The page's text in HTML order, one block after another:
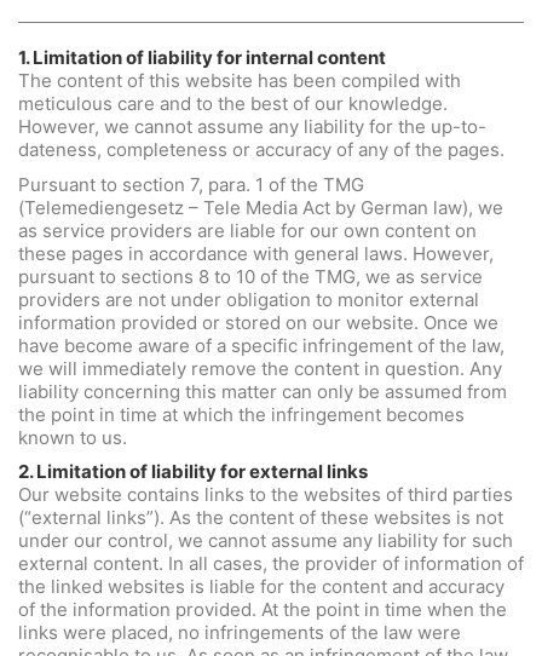
1. Limitation of liability for internal content
The content of this website has been compiled with
meticulous care and to the best of our knowledge.
However, we cannot assume any liability for the up-to-
dateness, completeness or accuracy of any of the pages.
Pursuant to section 7, para. 1 of the TMG
(Telemediengesetz – Tele Media Act by German law), we
as service providers are liable for our own content on
these pages in accordance with general laws. However,
pursuant to sections 8 to 10 of the TMG, we as service
providers are not under obligation to monitor external
information provided or stored on our website. Once we
have become aware of a specific infringement of the law,
we will immediately remove the content in question. Any
liability concerning this matter can only be assumed from
the point in time at which the infringement becomes
known to us.
2. Limitation of liability for external links
Our website contains links to the websites of third parties
(“external links”). As the content of these websites is not
under our control, we cannot assume any liability for such
external content. In all cases, the provider of information of
the linked websites is liable for the content and accuracy
of the information provided. At the point in time when the
links were placed, no infringements of the law were